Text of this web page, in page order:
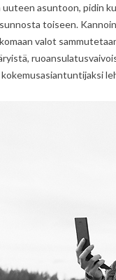
asuntoon, pidin
toiseen.
valot